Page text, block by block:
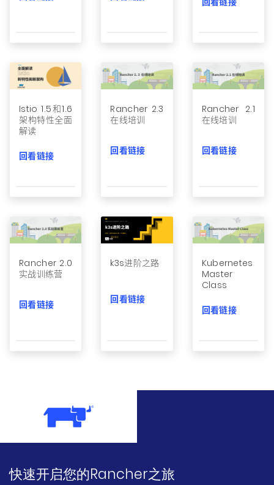
公司介绍
公司故事
荣誉资质
文档 获取支持
申请演示 申请报价
立即开始
Istio 1.5和1.6
架构特性全面
解读
回看链接
Rancher 2.3
在线培训
回看链接
Rancher 2.1
在线培训
回看链接
Rancher 2.0
实战训练营
回看链接
k3s进阶之路
回看链接
Kubernetes
Master
Class
回看链接
快速开启您的Rancher之旅